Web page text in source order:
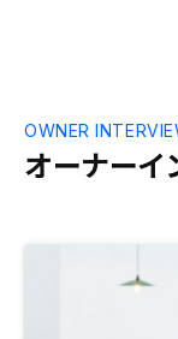
オーナーイ
OWNER